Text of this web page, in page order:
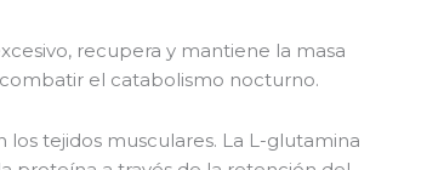
recupera y mantiene la masa
el catabolismo nocturno.
tejidos musculares. La L-glutamina